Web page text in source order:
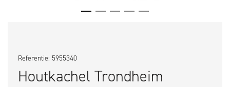
Referentie: 5955340
Houtkachel Trondheim